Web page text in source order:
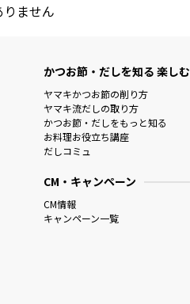
ません
かつお節・だしを知る 楽しむ
ヤマキかつお節の削り方
ヤマキ流だしの取り方
かつお節・だしをもっと知る
お料理お役立ち講座
だしコミュ
CM・キャンペーン
CM情報
キャンペーン一覧